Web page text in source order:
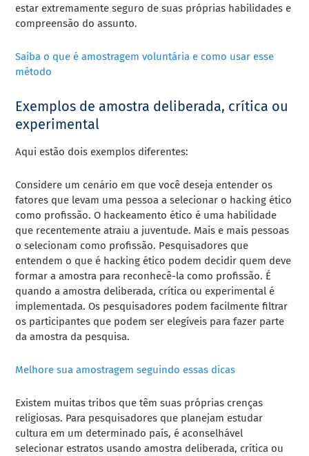
estar extremamente seguro de suas próprias habilidades e
compreensão do assunto.
Saiba o que é amostragem voluntária e como usar esse
método
Exemplos de amostra deliberada, crítica ou
experimental
Aqui estão dois exemplos diferentes:
Considere um cenário em que você deseja entender os
fatores que levam uma pessoa a selecionar o hacking ético
como profissão. O hackeamento ético é uma habilidade
que recentemente atraiu a juventude. Mais e mais pessoas
o selecionam como profissão. Pesquisadores que
entendem o que é hacking ético podem decidir quem deve
formar a amostra para reconhecê-la como profissão. É
quando a amostra deliberada, crítica ou experimental é
implementada. Os pesquisadores podem facilmente filtrar
os participantes que podem ser elegíveis para fazer parte
da amostra da pesquisa.
Melhore sua amostragem seguindo essas dicas
Existem muitas tribos que têm suas próprias crenças
religiosas. Para pesquisadores que planejam estudar
cultura em um determinado país, é aconselhável
selecionar estratos usando amostra deliberada, crítica ou